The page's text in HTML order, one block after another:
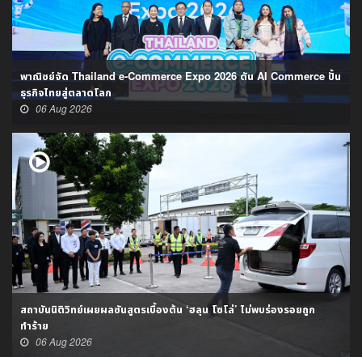
พาณิชย์จัด Thailand e-Commerce Expo 2026 ดัน AI Commerce ปั้น
ธุรกิจไทยสู่ตลาดโลก
06 Aug 2026
สถาบันนิติวิทย์เผยผลชันสูตรเบื้องต้น ‘ฮลุน โซโล่’ ไม่พบร่องรอยถูก
ทำร้าย
06 Aug 2026